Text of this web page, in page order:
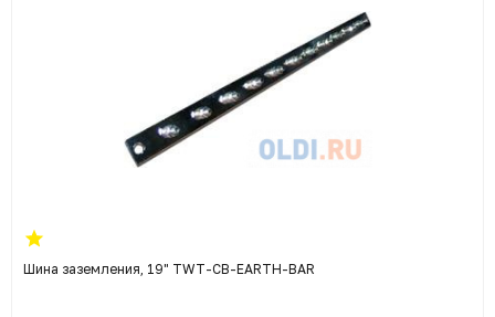
Шина заземления, 19" TWT-CB-EARTH-BAR